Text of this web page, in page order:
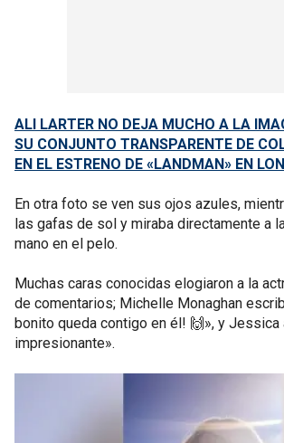
ALI LARTER NO DEJA MUCHO A LA
SU CONJUNTO TRANSPARENTE DE
EN EL ESTRENO DE «LANDMAN» EN
En otra foto se ven sus ojos azules,
las gafas de sol y miraba directamente a
mano en el pelo.
Muchas caras conocidas elogiaron a la
de comentarios; Michelle Monaghan
bonito queda contigo en él! 🙌», y Jessica
impresionante».